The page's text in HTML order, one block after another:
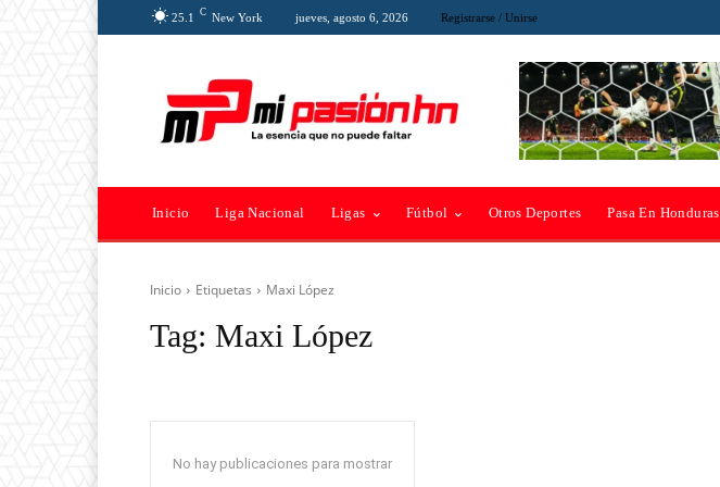
25.1 C New York jueves, agosto 6, 2026 Registrarse / Unirse
Inicio Liga Nacional Ligas Fútbol Otros Deportes Pasa En Honduras
Inicio Etiquetas Maxi López
Tag: Maxi López
No hay publicaciones para mostrar